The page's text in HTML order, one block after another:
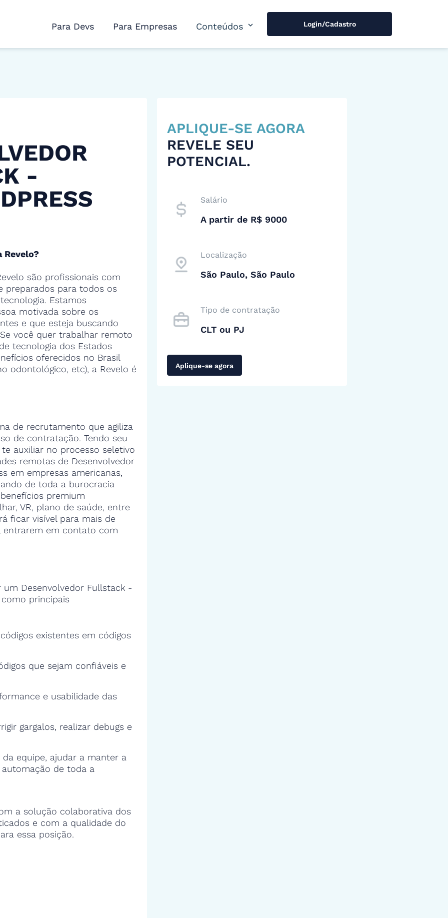
Para Devs Para Empresas Conteúdos expand_more Login/Cadastro
-
Revelo?
são profissionais com
preparados para todos os
Estamos
motivada sobre os
e que esteja buscando
você quer trabalhar remoto
tecnologia dos Estados
oferecidos no Brasil
odontológico, etc), a Revelo é
de recrutamento que agiliza
de contratação. Tendo seu
auxiliar no processo seletivo
remotas de Desenvolvedor
em empresas americanas,
de toda a burocracia
premium
VR, plano de saúde, entre
ficar visível para mais de
entrarem em contato com
Desenvolvedor Fullstack -
principais
existentes em códigos
que sejam confiáveis e
e usabilidade das
gargalos, realizar debugs e
equipe, ajudar a manter a
de toda a
a solução colaborativa dos
e com a qualidade do
essa posição.
APLIQUE-SE AGORA
REVELE SEU
POTENCIAL.
Salário
A partir de R$ 9000
Localização
São Paulo, São Paulo
Tipo de contratação
CLT ou PJ
Aplique-se agora